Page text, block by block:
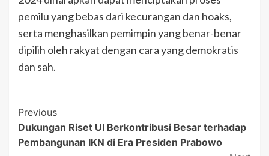
pemilu yang bebas dari kecurangan dan hoaks,
serta menghasilkan pemimpin yang benar-benar
dipilih oleh rakyat dengan cara yang demokratis
dan sah.
Post
Navigation
Previous
Dukungan Riset UI Berkontribusi Besar terhadap
Pembangunan IKN di Era Presiden Prabowo